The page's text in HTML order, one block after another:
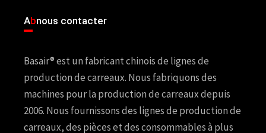
Abnous contacter
Basair® est un fabricant chinois de lignes de
production de carreaux. Nous fabriquons des
machines pour la production de carreaux depuis
2006. Nous fournissons des lignes de production de
carreaux, des pièces et des consommables à plus